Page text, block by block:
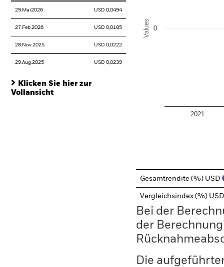
29.Mai2026 USD 0,0494
27.Feb.2026 USD 0,0185
28.Nov.2025 USD 0,0222
29.Aug.2025 USD 0,0239
Klicken Sie hier zur
Vollansicht
Values
2021
0
Gesamtrendite (%) USD
Vergleichsindex (%)
Bei der
der
Die